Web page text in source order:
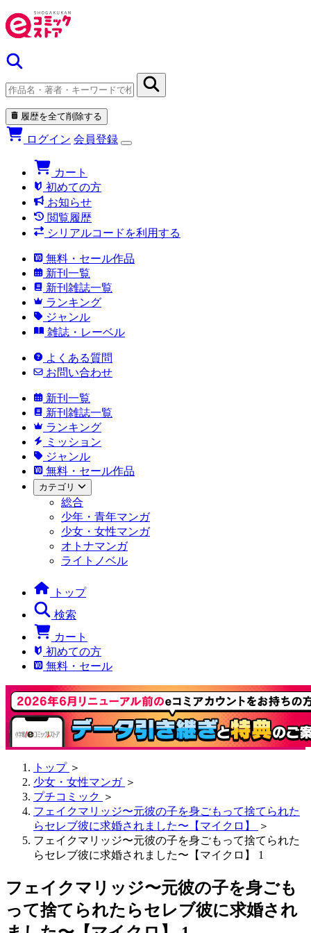
履歴を全て削除する
ログイン 会員登録
カート
初めての方
お知らせ
閲覧履歴
シリアルコードを利用する
無料・セール作品
新刊一覧
新刊雑誌一覧
ランキング
ジャンル
雑誌・レーベル
よくある質問
お問い合わせ
新刊一覧
新刊雑誌一覧
ランキング
ミッション
ジャンル
無料・セール作品
カテゴリ
総合
少年・青年マンガ
少女・女性マンガ
オトナマンガ
ライトノベル
トップ
検索
カート
初めての方
無料・セール
トップ ＞
少女・女性マンガ ＞
プチコミック ＞
フェイクマリッジ〜元彼の子を身ごもって捨てられた
らセレブ彼に求婚されました〜【マイクロ】
＞
フェイクマリッジ〜元彼の子を身ごもって捨てられた
らセレブ彼に求婚されました〜【マイクロ】 1
フェイクマリッジ〜元彼の子を身ごも
って捨てられたらセレブ彼に求婚され